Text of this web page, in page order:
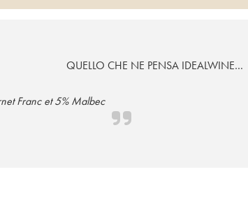
QUELLO CHE NE PENSA IDEALWINE…
Franc et 5% Malbec